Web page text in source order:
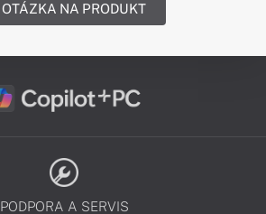
OTÁZKA NA PRODUKT
PODPORA A SERVIS